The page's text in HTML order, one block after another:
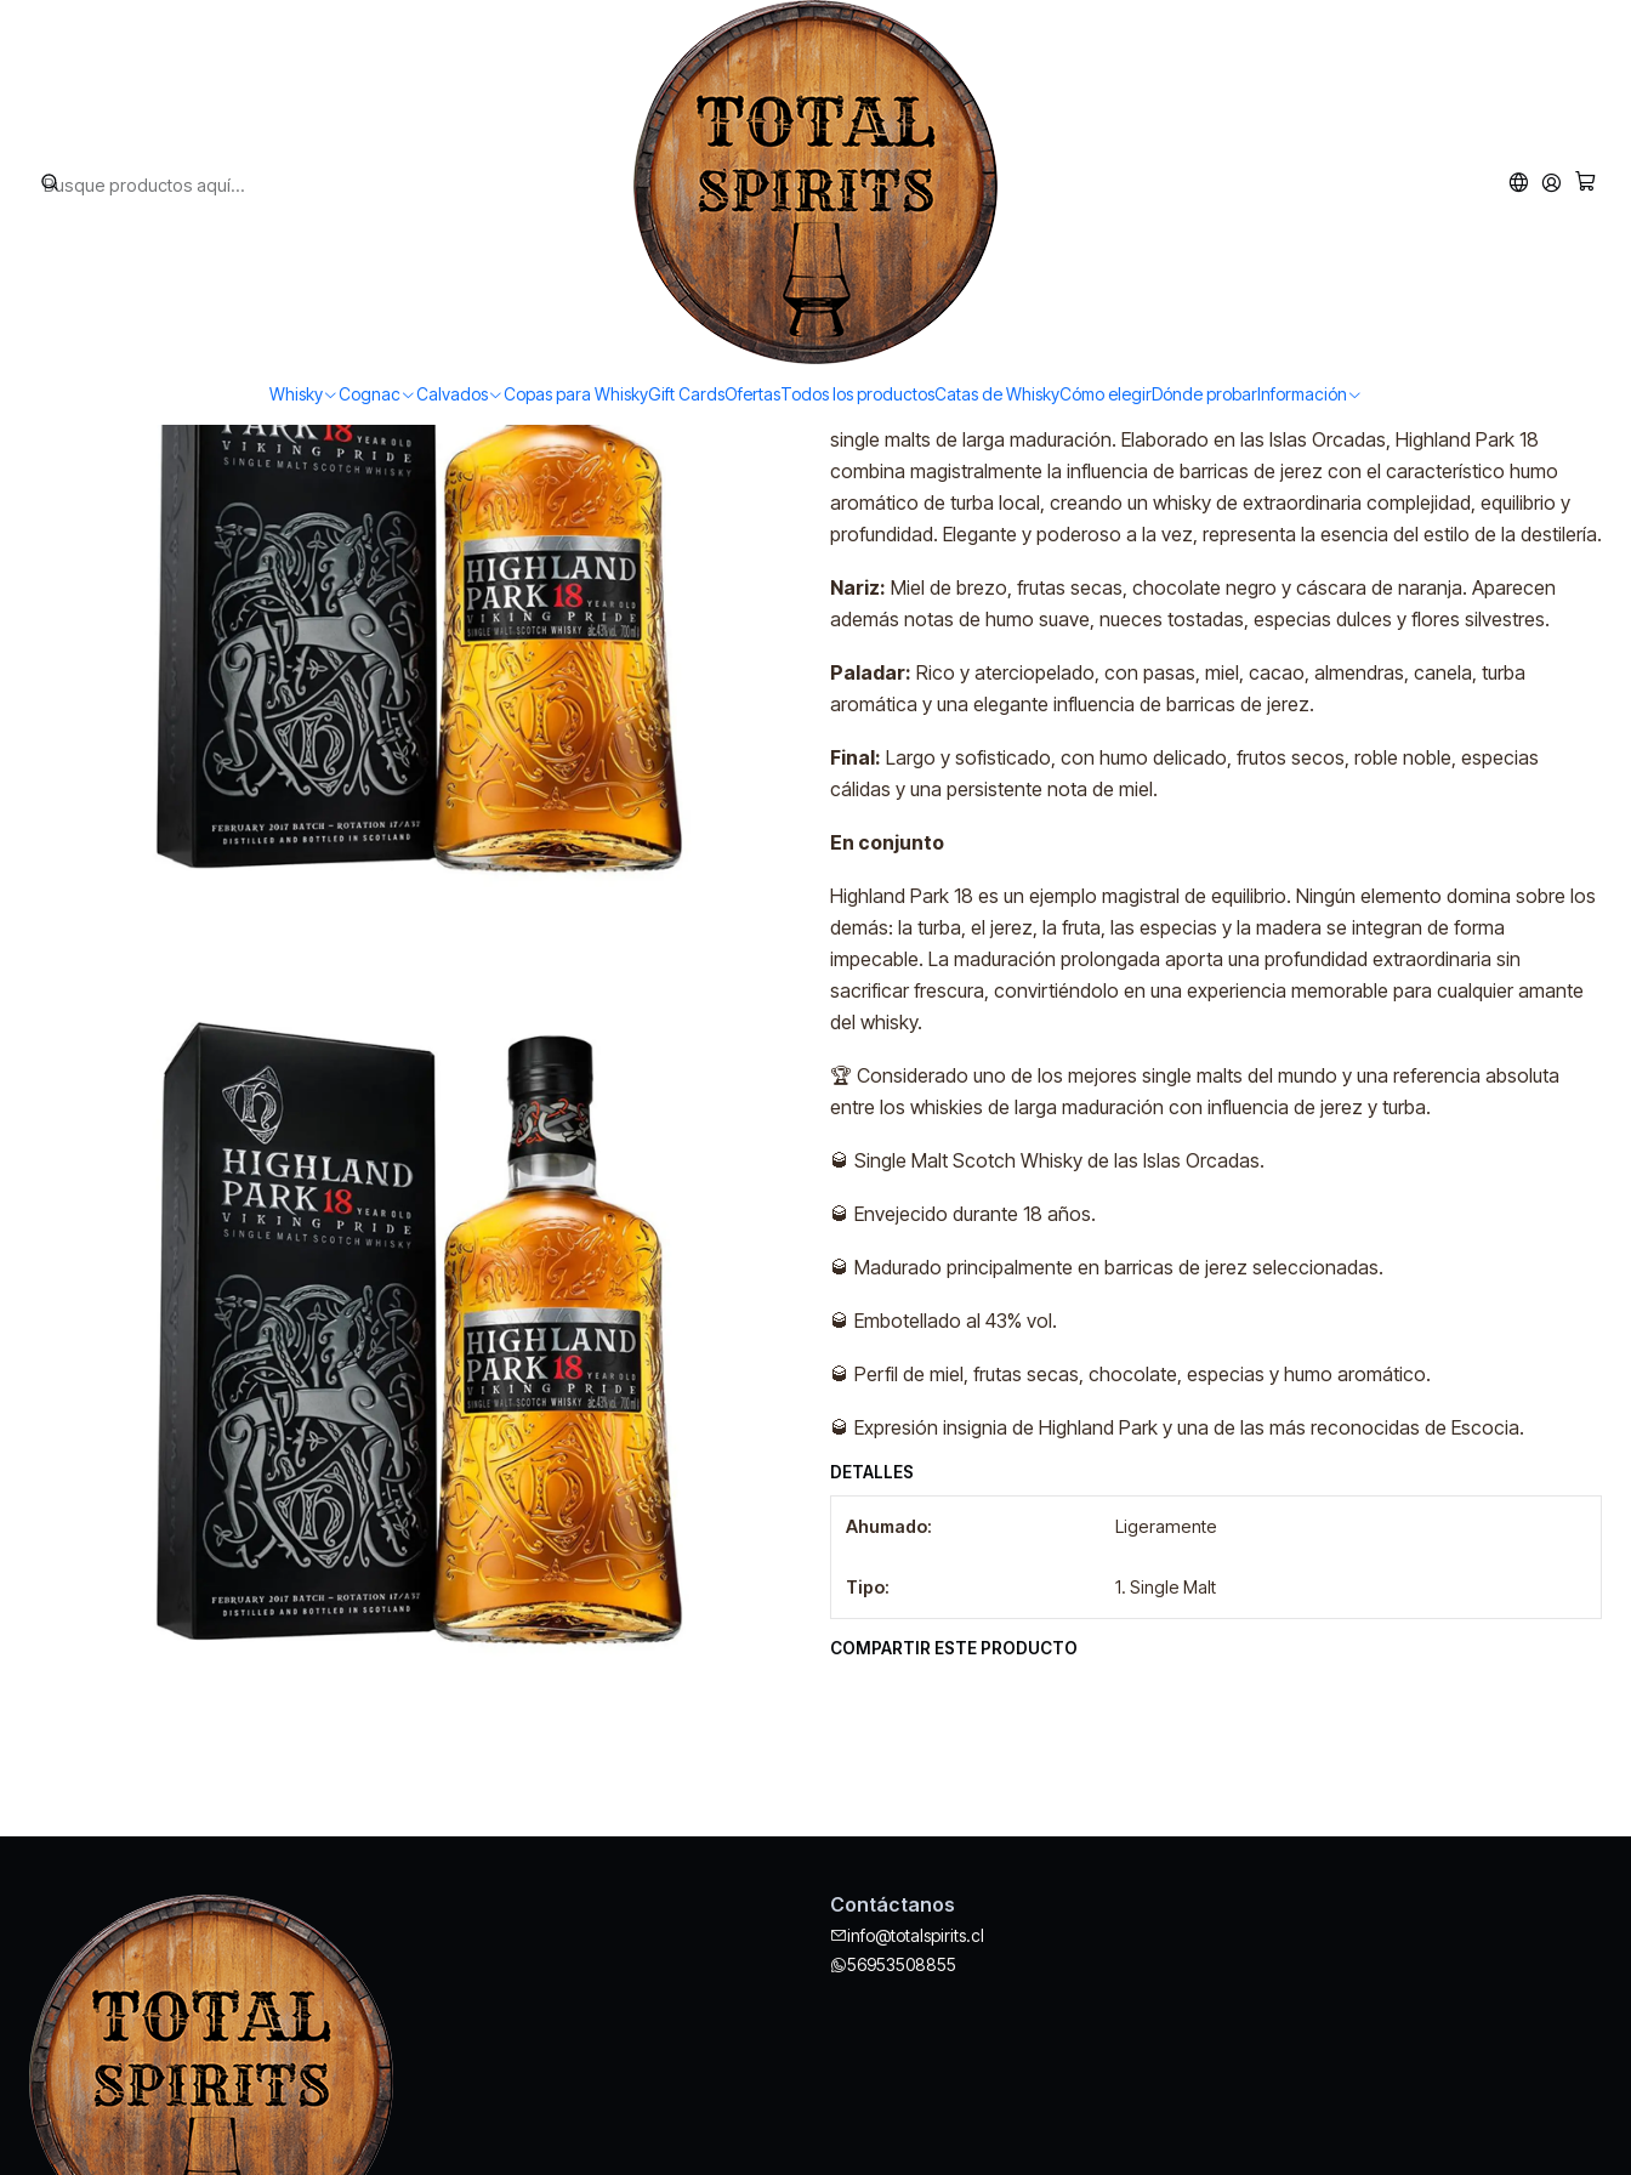
Whisky Cognac Calvados Copas para WhiskyGift CardsOfertasTodos los productosCatas de WhiskyCómo elegirDónde probarInformación
Todos los productos estan en stock. Despachamos a todo Chile.
|
Highland Park 18 (43% vol.700ml)
Cantidad
Agregar a la lista de favoritos
DESCRIPCIÓN
Una de las expresiones más célebres de Escocia y una referencia indiscutida entre los
single malts de larga maduración. Elaborado en las Islas Orcadas, Highland Park 18
combina magistralmente la influencia de barricas de jerez con el característico humo
aromático de turba local, creando un whisky de extraordinaria complejidad, equilibrio y
profundidad. Elegante y poderoso a la vez, representa la esencia del estilo de la destilería.
Nariz: Miel de brezo, frutas secas, chocolate negro y cáscara de naranja. Aparecen
además notas de humo suave, nueces tostadas, especias dulces y flores silvestres.
Paladar: Rico y aterciopelado, con pasas, miel, cacao, almendras, canela, turba
aromática y una elegante influencia de barricas de jerez.
Final: Largo y sofisticado, con humo delicado, frutos secos, roble noble, especias
cálidas y una persistente nota de miel.
En conjunto
Highland Park 18 es un ejemplo magistral de equilibrio. Ningún elemento domina sobre los
demás: la turba, el jerez, la fruta, las especias y la madera se integran de forma
impecable. La maduración prolongada aporta una profundidad extraordinaria sin
sacrificar frescura, convirtiéndolo en una experiencia memorable para cualquier amante
del whisky.
🏆 Considerado uno de los mejores single malts del mundo y una referencia absoluta
entre los whiskies de larga maduración con influencia de jerez y turba.
🥃 Single Malt Scotch Whisky de las Islas Orcadas.
🥃 Envejecido durante 18 años.
🥃 Madurado principalmente en barricas de jerez seleccionadas.
🥃 Embotellado al 43% vol.
🥃 Perfil de miel, frutas secas, chocolate, especias y humo aromático.
🥃 Expresión insignia de Highland Park y una de las más reconocidas de Escocia.
DETALLES
Ahumado: Ligeramente
Tipo: 1. Single Malt
COMPARTIR ESTE PRODUCTO
Contáctanos
info@totalspirits.cl
56953508855